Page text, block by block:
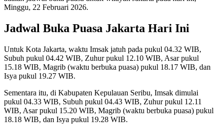
Minggu, 22 Februari 2026.
Jadwal Buka Puasa Jakarta Hari Ini
Untuk Kota Jakarta, waktu Imsak jatuh pada pukul 04.32 WIB,
Subuh pukul 04.42 WIB, Zuhur pukul 12.10 WIB, Asar pukul
15.18 WIB, Magrib (waktu berbuka puasa) pukul 18.17 WIB, dan
Isya pukul 19.27 WIB.
Sementara itu, di Kabupaten Kepulauan Seribu, Imsak dimulai
pukul 04.33 WIB, Subuh pukul 04.43 WIB, Zuhur pukul 12.11
WIB, Asar pukul 15.20 WIB, Magrib (waktu berbuka puasa) pukul
18.18 WIB, dan Isya pukul 19.28 WIB.